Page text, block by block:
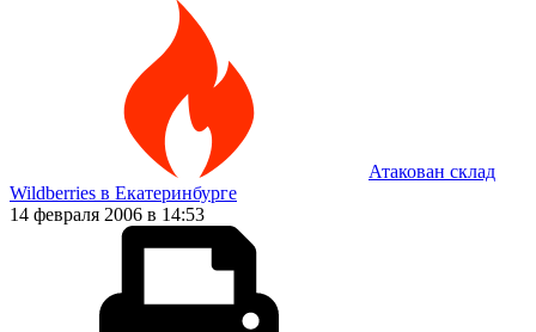
Атакован склад
Wildberries в Екатеринбурге
14 февраля 2006 в 14:53